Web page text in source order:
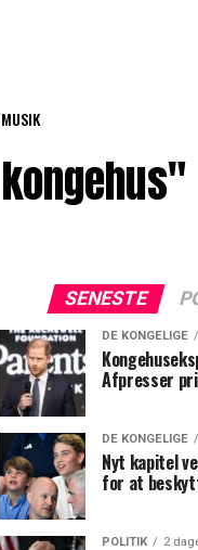
MUSIK
SENESTE
DE KONGELIGE
Afpresser
DE KONGELIGE
Nyt kapitel
for at
POLITIK 2